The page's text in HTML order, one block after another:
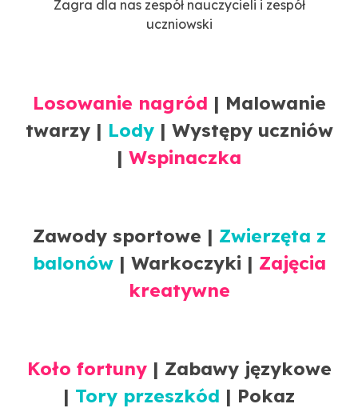
Zagra dla nas zespół nauczycieli i zespół
uczniowski
Losowanie nagród | Malowanie
twarzy | Lody | Występy uczniów
| Wspinaczka
Zawody sportowe | Zwierzęta z
balonów| Warkoczyki | Zajęcia
kreatywne
Koło fortuny| Zabawy językowe
| Tory przeszkód | Pokaz